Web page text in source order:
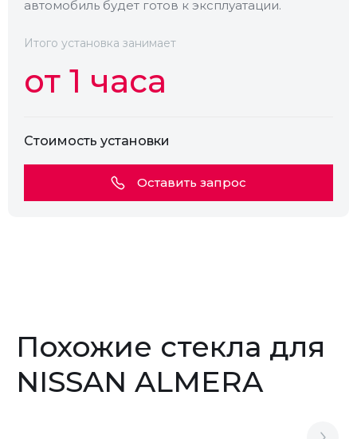
автомобиль будет готов к эксплуатации.
Итого установка занимает
от 1 часа
Стоимость установки
Оставить запрос
Похожие стекла для
NISSAN ALMERA